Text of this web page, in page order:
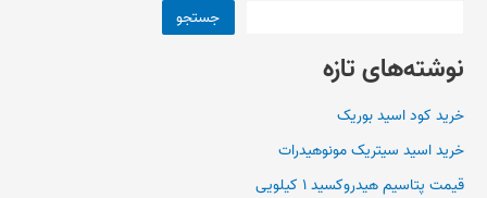
جستجو
نوشته‌های تازه
خرید کود اسید بوریک
خرید اسید سیتریک مونوهیدرات
قیمت پتاسیم هیدروکسید ۱ کیلویی